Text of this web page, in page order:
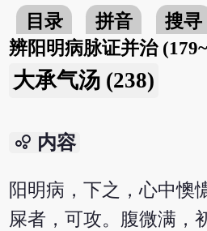
目录 拼音 搜寻
辨阳明病脉证并治
大承气汤 (238)
bubble_chart 内容
阳明病，下之，心中懊
屎者，可攻。腹微满，